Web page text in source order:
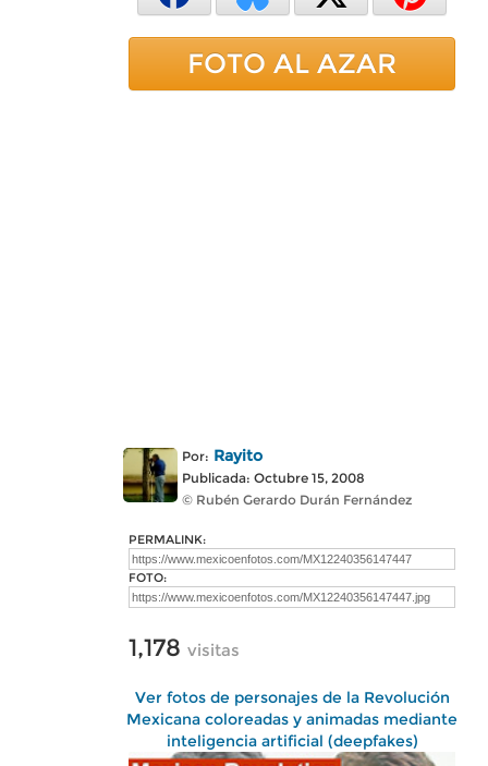
FOTO AL AZAR
Por: Rayito
Publicada: Octubre 15, 2008
© Rubén Gerardo Durán Fernández
PERMALINK:
FOTO:
1,178 visitas
Ver fotos de personajes de la Revolución
Mexicana coloreadas y animadas mediante
inteligencia artificial (deepfakes)